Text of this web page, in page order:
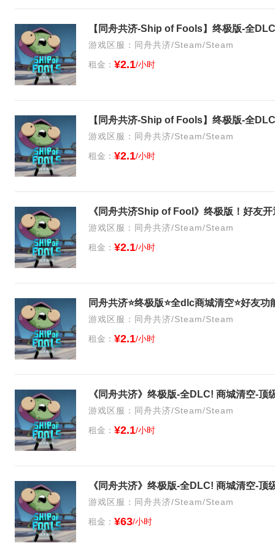
游戏区服：同舟共济/Steam/Steam
租金： ¥2.1/小时
游戏区服：同舟共济/Steam/Steam
租金： ¥2.1/小时
《同舟共济Ship of Fool》终极版！好友
游戏区服：同舟共济/Steam/Steam
租金： ¥2.1/小时
同舟共济⭐终极版⭐全dlc商城清空⭐好友功
游戏区服：同舟共济/Steam/Steam
租金： ¥2.1/小时
《同舟共济》终极版-全DLC! 商城清空-顶
游戏区服：同舟共济/Steam/Steam
租金： ¥2.1/小时
游戏区服：同舟共济/Steam/Steam
租金： ¥63/小时